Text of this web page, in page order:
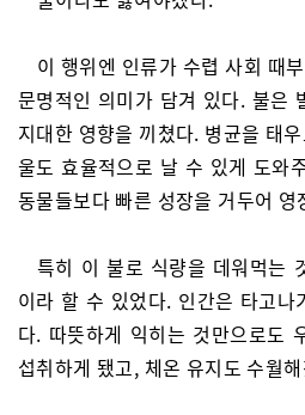
이 행위엔 인류가 수렵 사회 때
문명적인 의미가 담겨 있다. 불은
지대한 영향을 끼쳤다. 병균을 태
울도 효율적으로 날 수 있게 도와
동물들보다 빠른 성장을 거두어
특히 이 불로 식량을 데워먹는
이라 할 수 있었다. 인간은 타고
다. 따뜻하게 익히는 것만으로도
섭취하게 됐고, 체온 유지도 수월